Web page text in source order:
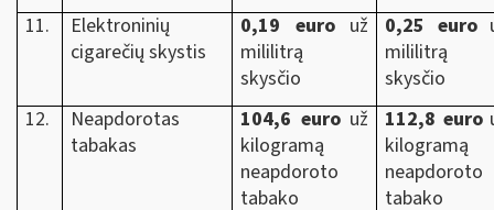
11.
Elektroninių
cigarečių skystis
0,19 eurouž
mililitrą
skysčio
0,25 euro
mililitrą
skysčio
12.
Neapdorotas
tabakas
104,6 eurouž
kilogramą
neapdoroto
tabako
112,8 euro
kilogramą
neapdoroto
tabako